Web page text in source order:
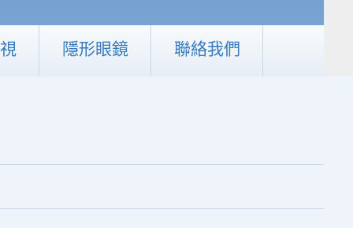
隱形眼鏡 聯絡我們